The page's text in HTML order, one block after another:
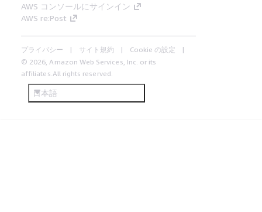
AWS コンソールにサインイン
AWS re:Post
プライバシー サイト規約
Cookie の設定
© 2026, Amazon Web Services, Inc. or its
affiliates.All rights reserved.
日本語